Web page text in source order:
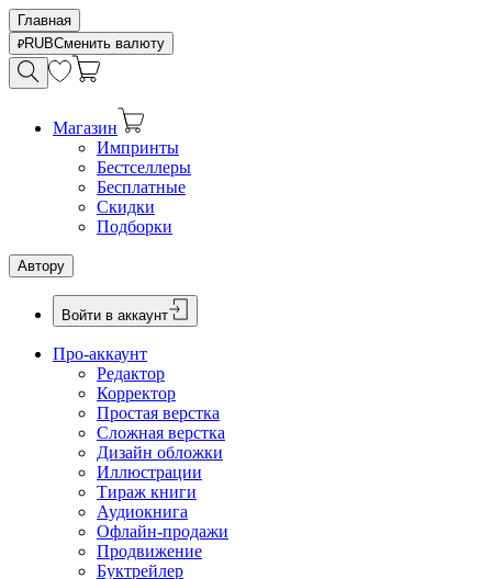
Главная
RUBСменить валюту
Магазин
Импринты
Бестселлеры
Бесплатные
Скидки
Подборки
Автору
Войти в аккаунт
Про-аккаунт
Редактор
Корректор
Простая верстка
Сложная верстка
Дизайн обложки
Иллюстрации
Тираж книги
Аудиокнига
Офлайн-продажи
Продвижение
Буктрейлер